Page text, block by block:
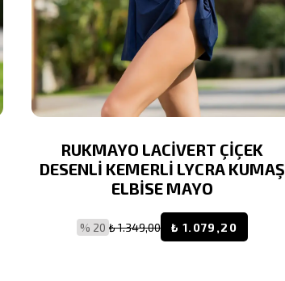
RUKMAYO LACİVERT ÇİÇEK
DESENLİ KEMERLİ LYCRA KUMAŞ
ELBİSE MAYO
% 20 ₺ 1.349,00 ₺ 1.079,20